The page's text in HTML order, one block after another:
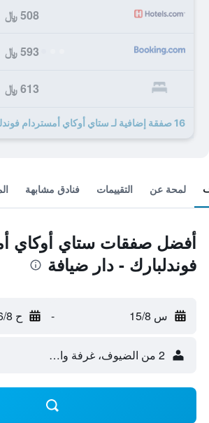
508 ﷼
593 ﷼
613 ﷼
16 صفقة إضافية لـ ستاي أوكاي أمستردام فوندلبارك - دار ضيافة
لمحة عن التقييمات فنادق مشابهة
أفضل صفقات ستاي أوكاي
فوندلبارك - دار ضيافة
س 15/8 - ح 16/8
2 من الضيوف، غرفة واحدة